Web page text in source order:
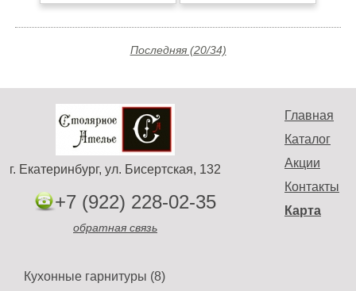
Последняя (20/34)
Главная
Каталог
Акции
Контакты
Карта
г. Екатеринбург, ул. Бисертская, 132
+7 (922) 228-02-35
обратная связь
Кухонные гарнитуры (8)